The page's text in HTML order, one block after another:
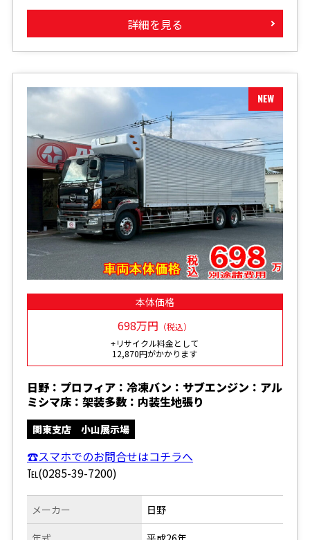
詳細を見る
本体価格
698万円 （税込）
+リサイクル料金として
12,870円がかかります
日野：プロフィア：冷凍バン：サブエンジン：アル
ミシマ床：架装多数：内装生地張り
関東支店 小山展示場
☎スマホでのお問合せはコチラへ
℡(0285-39-7200)
メーカー 日野